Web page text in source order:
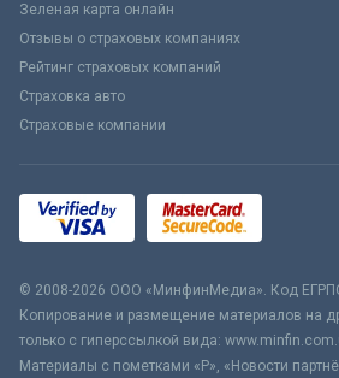
Зеленая карта онлайн
Отзывы о страховых компаниях
Рейтинг страховых компаний
Страховка авто
Страховые компании
© 2008-2026 ООО «МинфинМедиа». Код
Копирование и размещение материалов на
только с гиперссылкой вида:
Материалы с пометками «Р», «Новости